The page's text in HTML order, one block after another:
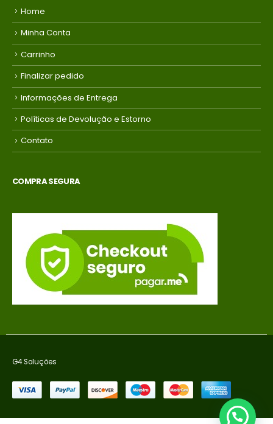
Home
Minha Conta
Carrinho
Finalizar pedido
Informações de Entrega
Políticas de Devolução e Estorno
Contato
COMPRA SEGURA
G4 Soluções